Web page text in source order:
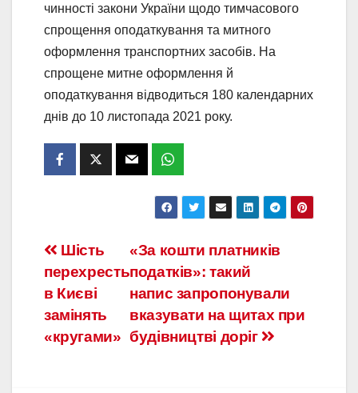
чинності закони України щодо тимчасового
спрощення оподаткування та митного
оформлення транспортних засобів. На
спрощене митне оформлення й
оподаткування відводиться 180 календарних
днів до 10 листопада 2021 року.
Навігація
записів
«За кошти платників
податків»: такий
напис запропонували
вказувати на щитах при
будівництві доріг
Шість
перехресть
в Києві
замінять
«кругами»